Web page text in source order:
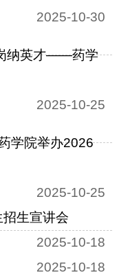
2025-10-30
纳英才——药学
2025-10-25
学院举办2026
2025-10-25
生宣讲会
2025-10-18
2025-10-18